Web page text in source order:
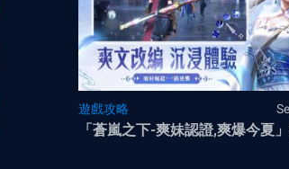
遊戲攻略
「蒼嵐之下-爽妹認證,爽爆今夏